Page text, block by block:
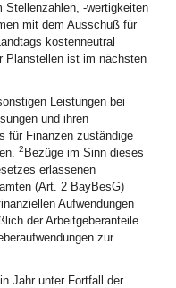
Stellenzahlen, -wertigkeiten
mit dem Ausschuß für
kostenneutral
Planstellen ist im nächsten
Leistungen bei
und ihren
für Finanzen zuständige
2 Bezüge im Sinn dieses
erlassenen
(Art. 2 BayBesG)
Aufwendungen
der Arbeitgeberanteile
zur
Jahr unter Fortfall der